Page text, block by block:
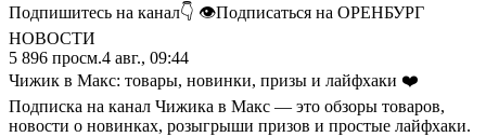
Подпишитесь на канал👇 👁Подписаться на ОРЕНБУРГ
НОВОСТИ
5 896 просм.4 авг., 09:44
Чижик в Макс: товары, новинки, призы и лайфхаки ❤️
Подписка на канал Чижика в Макс — это обзоры товаров,
новости о новинках, розыгрыши призов и простые лайфхаки.